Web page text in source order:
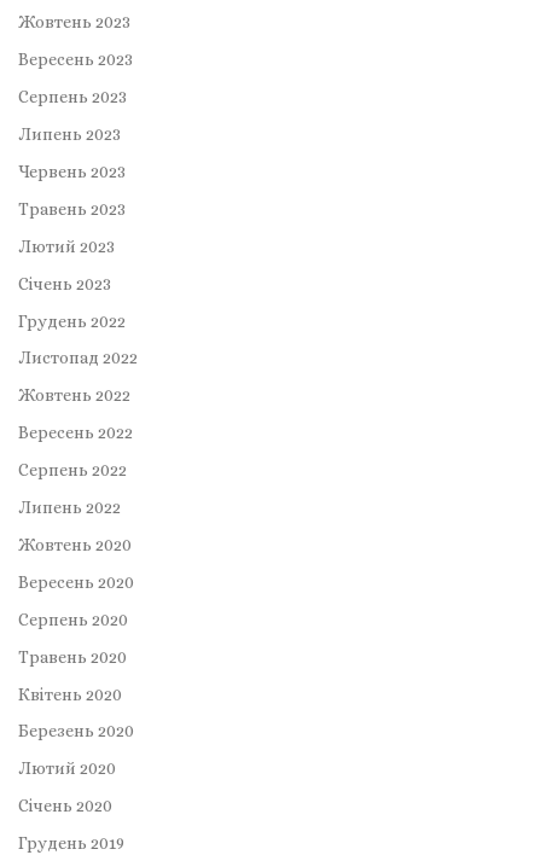
Жовтень 2023
Вересень 2023
Серпень 2023
Липень 2023
Червень 2023
Травень 2023
Лютий 2023
Січень 2023
Грудень 2022
Листопад 2022
Жовтень 2022
Вересень 2022
Серпень 2022
Липень 2022
Жовтень 2020
Вересень 2020
Серпень 2020
Травень 2020
Квітень 2020
Березень 2020
Лютий 2020
Січень 2020
Грудень 2019